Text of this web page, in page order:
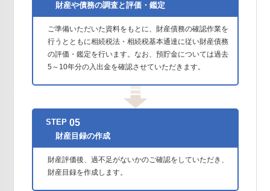
財産や債務の調査と評価・鑑定
ご準備いただいた資料をもとに、財産債務の確認作業を
行うとともに相続税法・相続税基本通達に従い財産債務
の評価・鑑定を行います。なお、預貯金については過去
5～10年分の入出金を確認させていただきます。
STEP05
財産目録の作成
財産評価後、過不足がないかのご確認をしていただき、
財産目録を作成します。